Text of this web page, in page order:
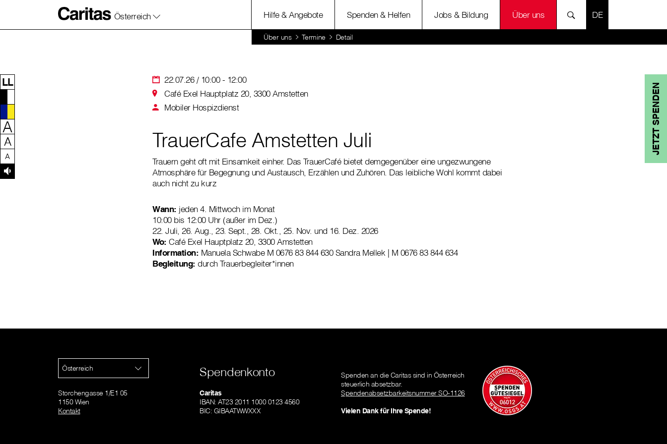
Zum Inhalt dieser Seite
Zur Navigation
Zum Footer dieser Seite
Österreich Hilfe & Angebote Spenden & Helfen Jobs & Bildung Über uns SPRACHE
Über uns Termine Detail
JETZT SPENDEN
LL
A
A
A
22.07.26 / 10:00 - 12:00
Café Exel Hauptplatz 20, 3300 Amstetten
Mobiler Hospizdienst
TrauerCafe Amstetten Juli
Trauern geht oft mit Einsamkeit einher. Das TrauerCafé bietet demgegenüber eine ungezwungene
Atmosphäre für Begegnung und Austausch, Erzählen und Zuhören. Das leibliche Wohl kommt dabei
auch nicht zu kurz
Wann: jeden 4. Mittwoch im Monat
10:00 bis 12:00 Uhr (außer im Dez.)
22. Juli, 26. Aug., 23. Sept., 28. Okt., 25. Nov. und 16. Dez. 2026
Wo: Café Exel Hauptplatz 20, 3300 Amstetten
Information: Manuela Schwabe M 0676 83 844 630 Sandra Mellek | M 0676 83 844 634
Begleitung: durch Trauerbegleiter*innen
Österreich
Storchengasse 1/E1 05
1150 Wien
Kontakt
Spendenkonto
Caritas
IBAN: AT23 2011 1000 0123 4560
BIC: GIBAATWWXXX
Spenden an die Caritas sind in Österreich
steuerlich absetzbar.
Spendenabsetzbarkeitsnummer SO-1126
Vielen Dank für Ihre Spende!